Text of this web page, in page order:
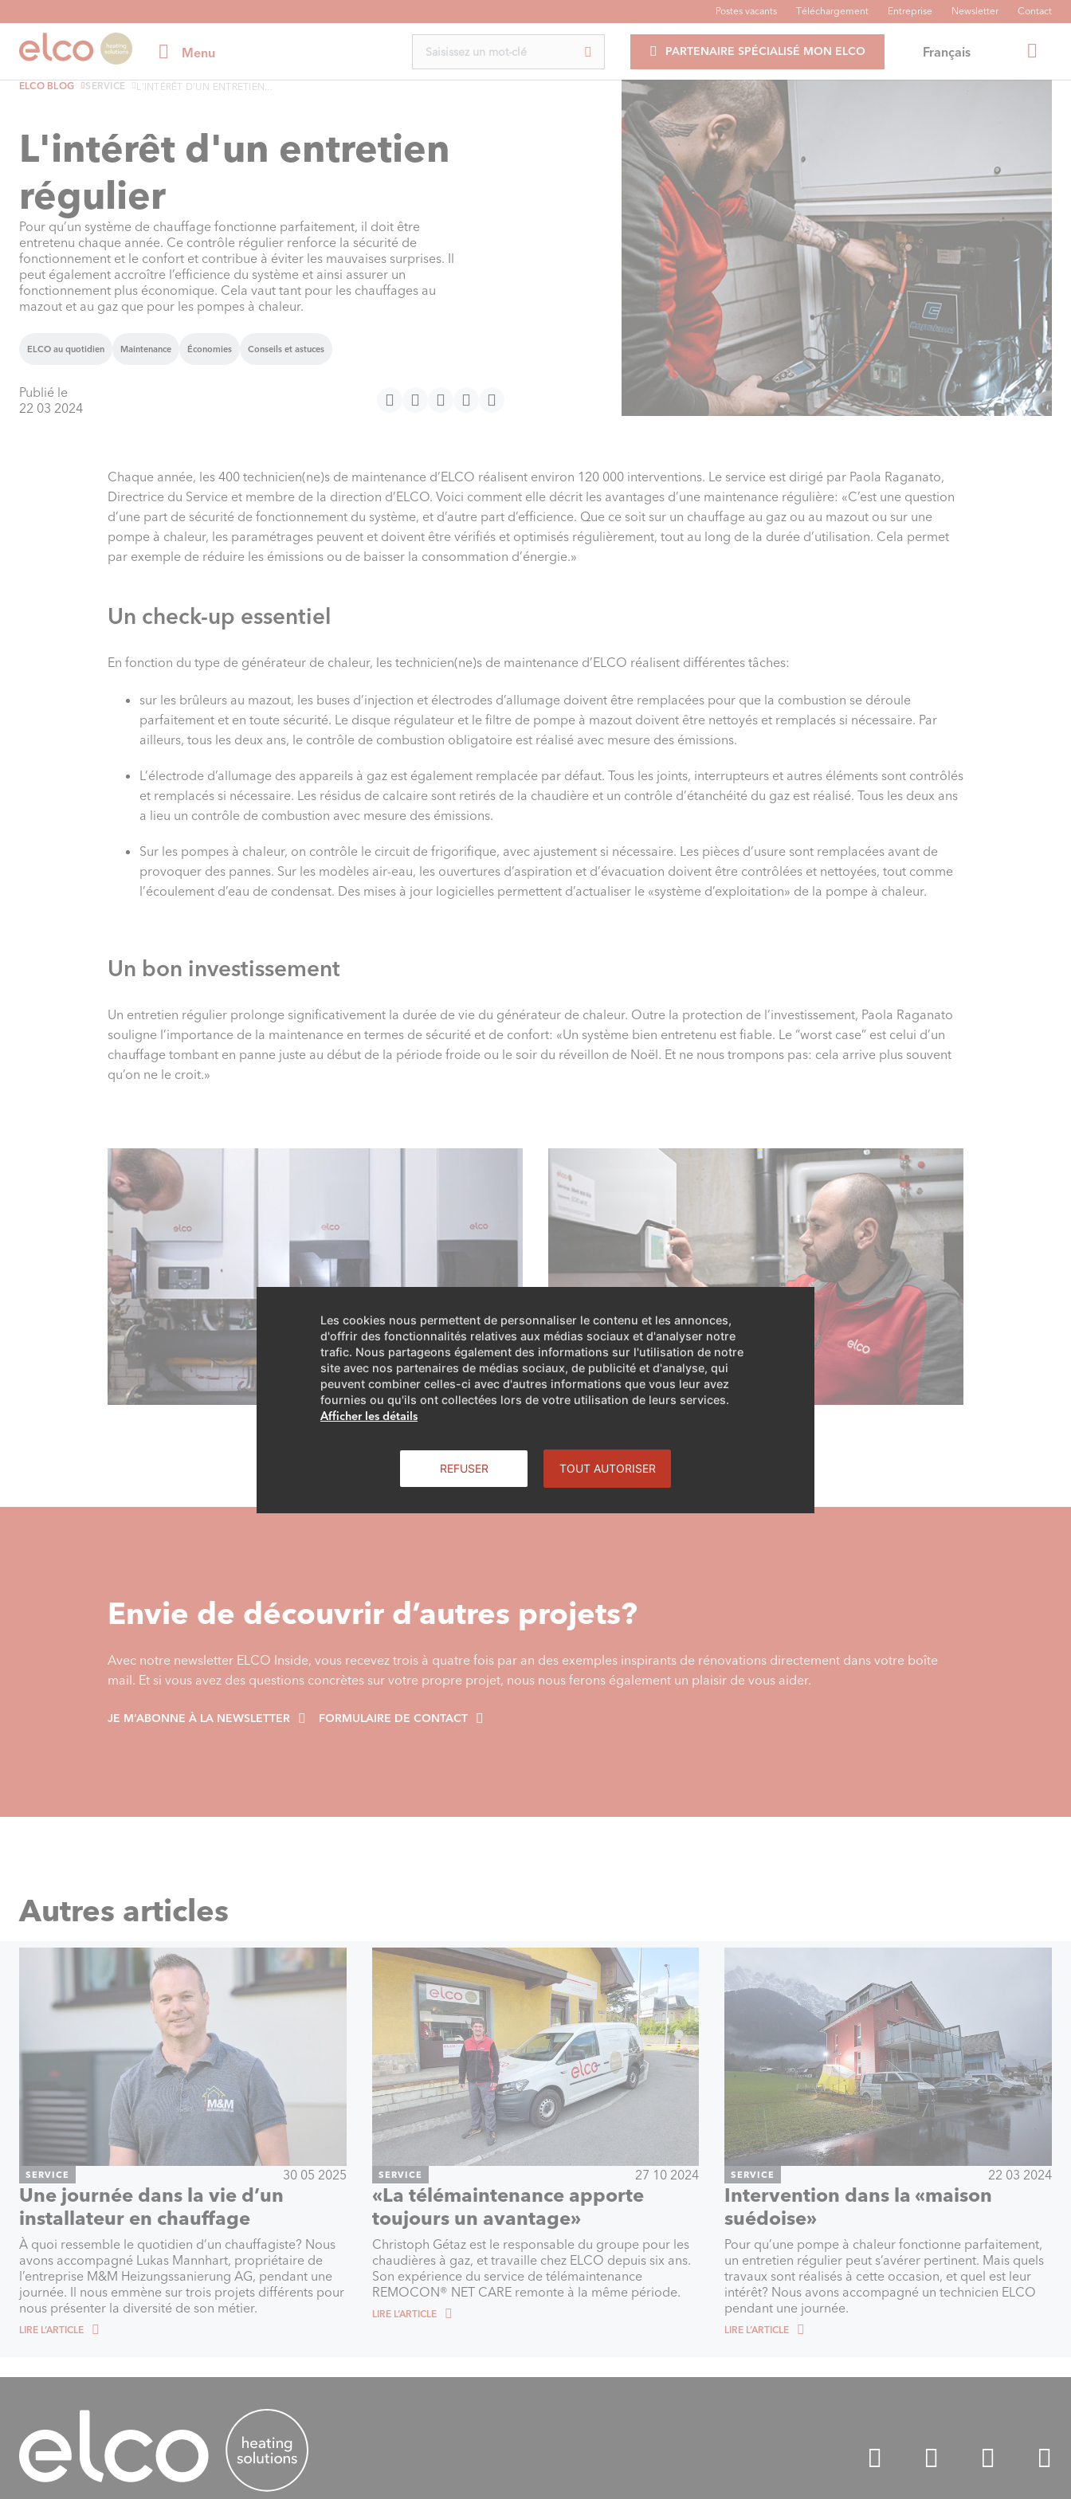
Les cookies nous permettent de personnaliser le contenu et les annonces,
d'offrir des fonctionnalités relatives aux médias sociaux et d'analyser notre
trafic. Nous partageons également des informations sur l'utilisation de notre
site avec nos partenaires de médias sociaux, de publicité et d'analyse, qui
peuvent combiner celles-ci avec d'autres informations que vous leur avez
fournies ou qu'ils ont collectées lors de votre utilisation de leurs services.
Afficher les détails
REFUSER TOUT AUTORISER
Postes vacants Téléchargement Entreprise Newsletter Contact
Menu PARTENAIRE SPÉCIALISÉ MON ELCO Français
ELCO BLOG SERVICE L'INTÉRÊT D'UN ENTRETIEN...
L'intérêt d'un entretien
régulier
Pour qu’un système de chauffage fonctionne parfaitement, il doit être
entretenu chaque année. Ce contrôle régulier renforce la sécurité de
fonctionnement et le confort et contribue à éviter les mauvaises surprises. Il
peut également accroître l’efficience du système et ainsi assurer un
fonctionnement plus économique. Cela vaut tant pour les chauffages au
mazout et au gaz que pour les pompes à chaleur.
ELCO au quotidien Maintenance Économies Conseils et astuces
Publié le
22 03 2024
Chaque année, les 400 technicien(ne)s de maintenance d’ELCO réalisent environ 120 000 interventions. Le service est dirigé par Paola Raganato,
Directrice du Service et membre de la direction d’ELCO. Voici comment elle décrit les avantages d’une maintenance régulière: «C’est une question
d’une part de sécurité de fonctionnement du système, et d’autre part d’efficience. Que ce soit sur un chauffage au gaz ou au mazout ou sur une
pompe à chaleur, les paramétrages peuvent et doivent être vérifiés et optimisés régulièrement, tout au long de la durée d’utilisation. Cela permet
par exemple de réduire les émissions ou de baisser la consommation d’énergie.»
Un check-up essentiel
En fonction du type de générateur de chaleur, les technicien(ne)s de maintenance d’ELCO réalisent différentes tâches:
sur les brûleurs au mazout, les buses d’injection et électrodes d’allumage doivent être remplacées pour que la combustion se déroule
parfaitement et en toute sécurité. Le disque régulateur et le filtre de pompe à mazout doivent être nettoyés et remplacés si nécessaire. Par
ailleurs, tous les deux ans, le contrôle de combustion obligatoire est réalisé avec mesure des émissions.
L’électrode d’allumage des appareils à gaz est également remplacée par défaut. Tous les joints, interrupteurs et autres éléments sont contrôlés
et remplacés si nécessaire. Les résidus de calcaire sont retirés de la chaudière et un contrôle d’étanchéité du gaz est réalisé. Tous les deux ans
a lieu un contrôle de combustion avec mesure des émissions.
Sur les pompes à chaleur, on contrôle le circuit de frigorifique, avec ajustement si nécessaire. Les pièces d’usure sont remplacées avant de
provoquer des pannes. Sur les modèles air-eau, les ouvertures d’aspiration et d’évacuation doivent être contrôlées et nettoyées, tout comme
l’écoulement d’eau de condensat. Des mises à jour logicielles permettent d’actualiser le «système d’exploitation» de la pompe à chaleur.
Un bon investissement
Un entretien régulier prolonge significativement la durée de vie du générateur de chaleur. Outre la protection de l’investissement, Paola Raganato
souligne l’importance de la maintenance en termes de sécurité et de confort: «Un système bien entretenu est fiable. Le “worst case” est celui d’un
chauffage tombant en panne juste au début de la période froide ou le soir du réveillon de Noël. Et ne nous trompons pas: cela arrive plus souvent
qu’on ne le croit.»
Envie de découvrir d’autres projets?
Avec notre newsletter ELCO Inside, vous recevez trois à quatre fois par an des exemples inspirants de rénovations directement dans votre boîte
mail. Et si vous avez des questions concrètes sur votre propre projet, nous nous ferons également un plaisir de vous aider.
JE M’ABONNE À LA NEWSLETTER FORMULAIRE DE CONTACT
Autres articles
SERVICE 30 05 2025
Une journée dans la vie d’un
installateur en chauffage
À quoi ressemble le quotidien d’un chauffagiste? Nous
avons accompagné Lukas Mannhart, propriétaire de
l’entreprise M&M Heizungssanierung AG, pendant une
journée. Il nous emmène sur trois projets différents pour
nous présenter la diversité de son métier.
LIRE L‘ARTICLE
SERVICE 27 10 2024
«La télémaintenance apporte
toujours un avantage»
Christoph Gétaz est le responsable du groupe pour les
chaudières à gaz, et travaille chez ELCO depuis six ans.
Son expérience du service de télémaintenance
REMOCON® NET CARE remonte à la même période.
LIRE L‘ARTICLE
SERVICE 22 03 2024
Intervention dans la «maison
suédoise»
Pour qu’une pompe à chaleur fonctionne parfaitement,
un entretien régulier peut s’avérer pertinent. Mais quels
travaux sont réalisés à cette occasion, et quel est leur
intérêt? Nous avons accompagné un technicien ELCO
pendant une journée.
LIRE L‘ARTICLE